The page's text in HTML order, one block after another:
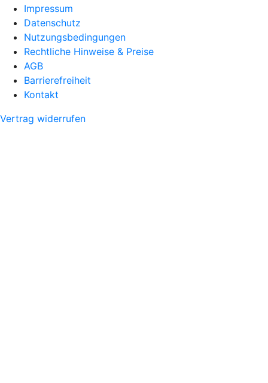
Impressum
Datenschutz
Nutzungsbedingungen
Rechtliche Hinweise & Preise
AGB
Barrierefreiheit
Kontakt
Vertrag widerrufen